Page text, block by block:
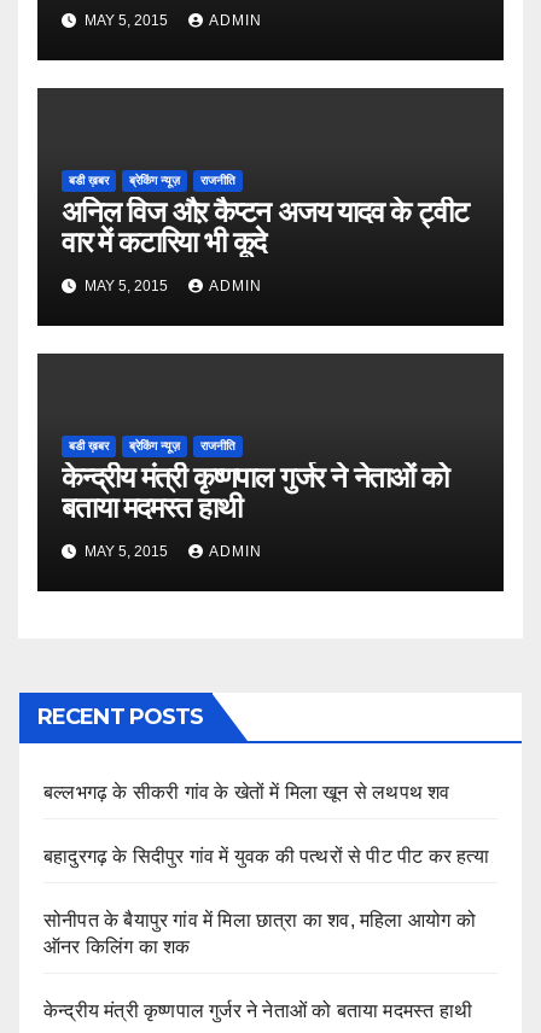
MAY 5, 2015 ADMIN
बडी ख़बर ब्रेकिंग न्यूज़ राजनीति
अनिल विज औऱ कैप्टन अजय यादव के ट्वीट
वार में कटारिया भी कूदे
MAY 5, 2015 ADMIN
बडी ख़बर ब्रेकिंग न्यूज़ राजनीति
केन्द्रीय मंत्री कृष्णपाल गुर्जर ने नेताओं को
बताया मदमस्त हाथी
MAY 5, 2015 ADMIN
RECENT POSTS
बल्लभगढ़ के सीकरी गांव के खेतों में मिला खून से लथपथ शव
बहादुरगढ़ के सिदीपुर गांव में युवक की पत्थरों से पीट पीट कर हत्या
सोनीपत के बैयापुर गांव में मिला छात्रा का शव, महिला आयोग को
ऑनर किलिंग का शक
केन्द्रीय मंत्री कृष्णपाल गुर्जर ने नेताओं को बताया मदमस्त हाथी